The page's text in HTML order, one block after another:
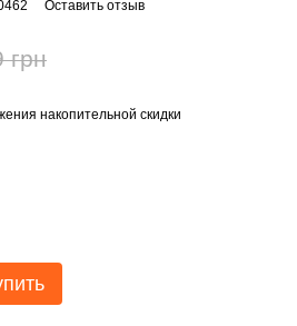
Оставить отзыв
грн
накопительной скидки